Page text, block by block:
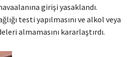
girişi yasaklandı.
testi yapılmasını ve alkol veya
almamasını kararlaştırdı.